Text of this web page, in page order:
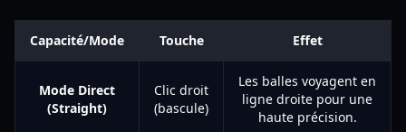
Capacité/Mode Touche Effet
Mode Direct
(Straight)
Clic droit
(bascule)
Les balles voyagent en
ligne droite pour une
haute précision.